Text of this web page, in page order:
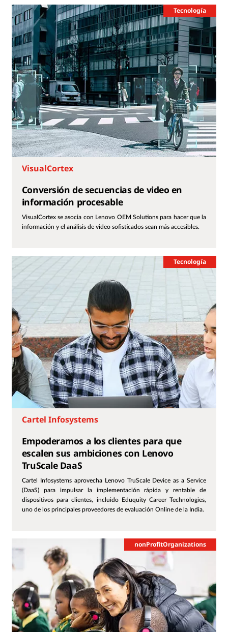
Tecnología
VisualCortex
Conversión de secuencias de video en
información procesable
VisualCortex se asocia con Lenovo OEM Solutions para hacer que la
información y el análisis de video sofisticados sean más accesibles.
Tecnología
Cartel Infosystems
Empoderamos a los clientes para que
escalen sus ambiciones con Lenovo
TruScale DaaS
Cartel Infosystems aprovecha Lenovo TruScale Device as a Service
(DaaS) para impulsar la implementación rápida y rentable de
dispositivos para clientes, incluido Eduquity Career Technologies,
uno de los principales proveedores de evaluación Online de la India.
nonProfitOrganizations